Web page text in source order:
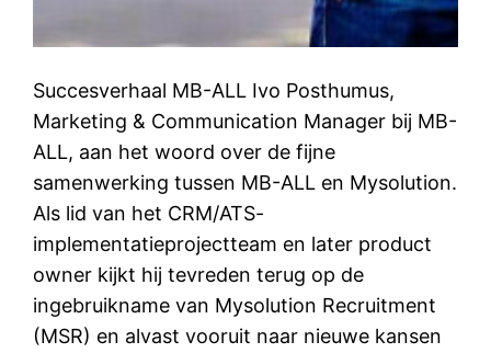
Succesverhaal MB-ALL Ivo Posthumus,
Marketing & Communication Manager bij MB-
ALL, aan het woord over de fijne
samenwerking tussen MB-ALL en Mysolution.
Als lid van het CRM/ATS-
implementatieprojectteam en later product
owner kijkt hij tevreden terug op de
ingebruikname van Mysolution Recruitment
(MSR) en alvast vooruit naar nieuwe kansen